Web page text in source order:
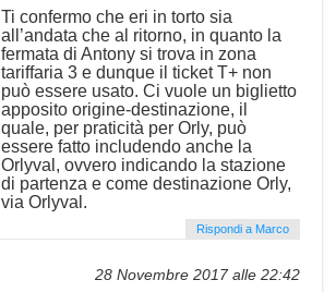
Ti confermo che eri in torto sia
all’andata che al ritorno, in quanto la
fermata di Antony si trova in zona
tariffaria 3 e dunque il ticket T+ non
può essere usato. Ci vuole un biglietto
apposito origine-destinazione, il
quale, per praticità per Orly, può
essere fatto includendo anche la
Orlyval, ovvero indicando la stazione
di partenza e come destinazione Orly,
via Orlyval.
Rispondi a Marco
28 Novembre 2017 alle 22:42